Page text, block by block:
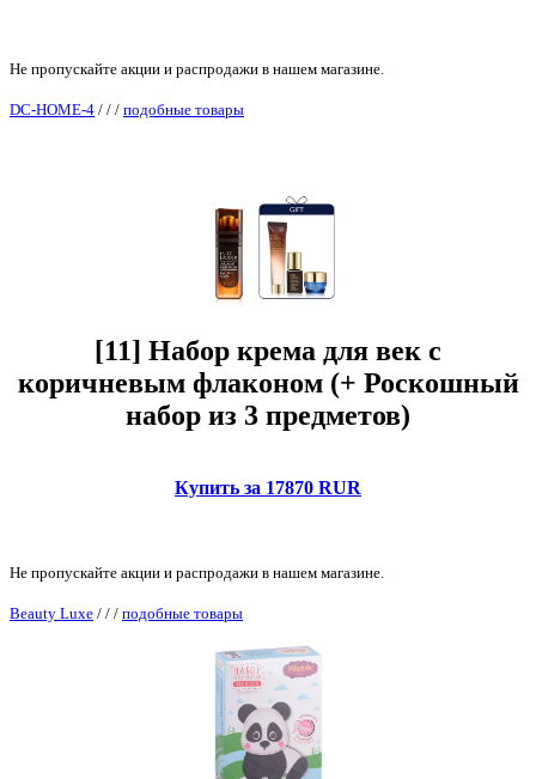
Не пропускайте акции и распродажи в нашем магазине.
DC-HOME-4 / / / подобные товары
[11] Набор крема для век с
коричневым флаконом (+ Роскошный
набор из 3 предметов)
Купить за 17870 RUR
Не пропускайте акции и распродажи в нашем магазине.
Beauty Luxe / / / подобные товары